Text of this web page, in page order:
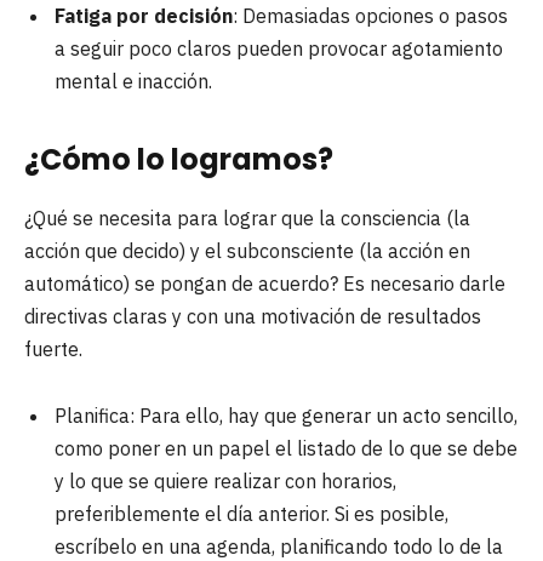
Fatiga por decisión: Demasiadas opciones o pasos
a seguir poco claros pueden provocar agotamiento
mental e inacción.
¿Cómo lo logramos?
¿Qué se necesita para lograr que la consciencia (la
acción que decido) y el subconsciente (la acción en
automático) se pongan de acuerdo? Es necesario darle
directivas claras y con una motivación de resultados
fuerte.
Planifica: Para ello, hay que generar un acto sencillo,
como poner en un papel el listado de lo que se debe
y lo que se quiere realizar con horarios,
preferiblemente el día anterior. Si es posible,
escríbelo en una agenda, planificando todo lo de la